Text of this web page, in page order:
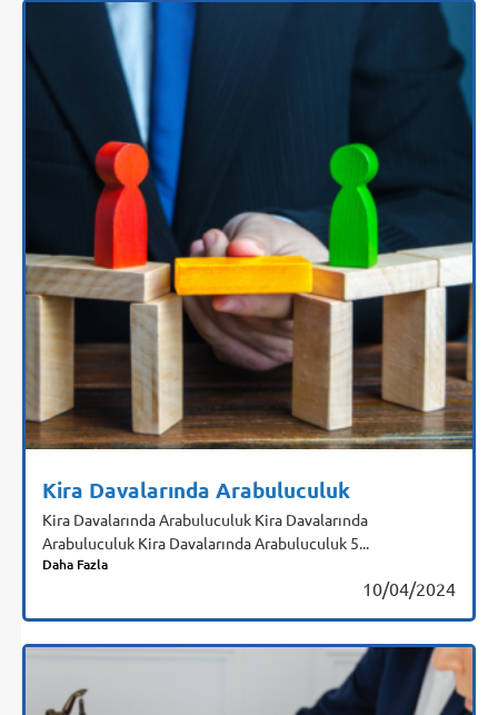
Kira Davalarında Arabuluculuk
Kira Davalarında Arabuluculuk Kira Davalarında
Arabuluculuk Kira Davalarında Arabuluculuk 5...
Daha Fazla
10/04/2024